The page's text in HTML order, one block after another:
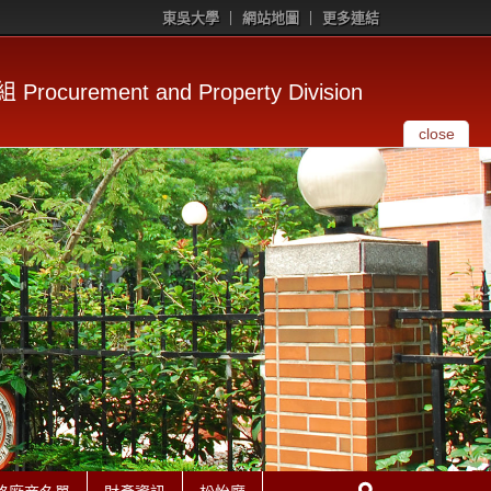
東吳大學 網站地圖 更多連結
Procurement and Property Division
close